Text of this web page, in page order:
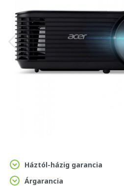
Háztól-házig garancia
Árgarancia